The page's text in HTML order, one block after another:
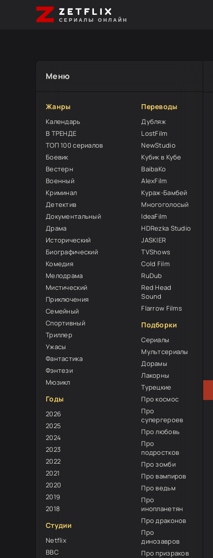
ZETFLIX
СЕРИАЛЫ ОНЛАЙН
Меню
Жанры
Календарь
В ТРЕНДЕ
ТОП 100 сериалов
Боевик
Вестерн
Военный
Криминал
Детектив
Документальный
Драма
Исторический
Биографический
Комедия
Мелодрама
Мистический
Приключения
Семейный
Спортивный
Триллер
Ужасы
Фантастика
Фэнтези
Мюзикл
Годы
2026
2025
2024
2023
2022
2021
2020
2019
2018
Студии
Netflix
BBC
Переводы
Дубляж
LostFilm
NewStudio
Кубик в Кубе
BaibaKo
AlexFilm
Кураж-Бамбей
Многоголосый
IdeaFilm
HDRezka Studio
JASKIER
TVShows
Cold Film
RuDub
Red Head
Sound
Flarrow Films
Подборки
Сериалы
Мультсериалы
Дорамы
Лакорны
Турецкие
Про космос
Про
супергероев
Про любовь
Про
подростков
Про зомби
Про вампиров
Про ведьм
Про
инопланетян
Про драконов
Про
динозавров
Про призраков